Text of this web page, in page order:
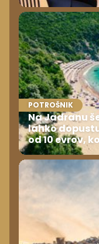
POTROŠNIK
Na Jadranu
lahko
od 10 evrov,